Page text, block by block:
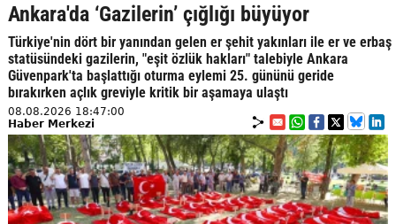
Ankara'da ‘Gazilerin’ çığlığı büyüyor
Türkiye'nin dört bir yanından gelen er şehit yakınları ile er ve erbaş
statüsündeki gazilerin, "eşit özlük hakları" talebiyle Ankara
Güvenpark'ta başlattığı oturma eylemi 25. gününü geride
bırakırken açlık greviyle kritik bir aşamaya ulaştı
08.08.2026 18:47:00
Haber Merkezi